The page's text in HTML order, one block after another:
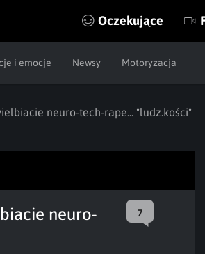
Oczekujące
i emocje Newsy Motoryzacja
neuro-tech-rape... "ludz.kości"
neuro-
7